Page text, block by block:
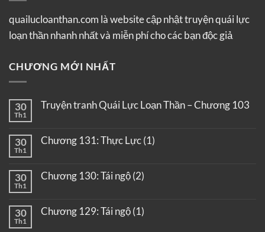
quailucloanthan.com là website cập nhật truyện quái lực
loạn thần nhanh nhất và miễn phí cho các bạn độc giả
CHƯƠNG MỚI NHẤT
30
Th1
Truyện tranh Quái Lực Loạn Thần – Chương 103
30
Th1
Chương 131: Thực Lực (1)
30
Th1
Chương 130: Tái ngộ (2)
30
Th1
Chương 129: Tái ngộ (1)